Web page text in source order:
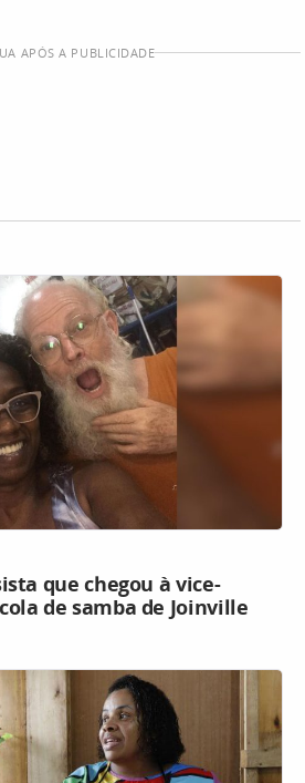
APÓS A PUBLICIDADE
que chegou à vice-
de samba de Joinville